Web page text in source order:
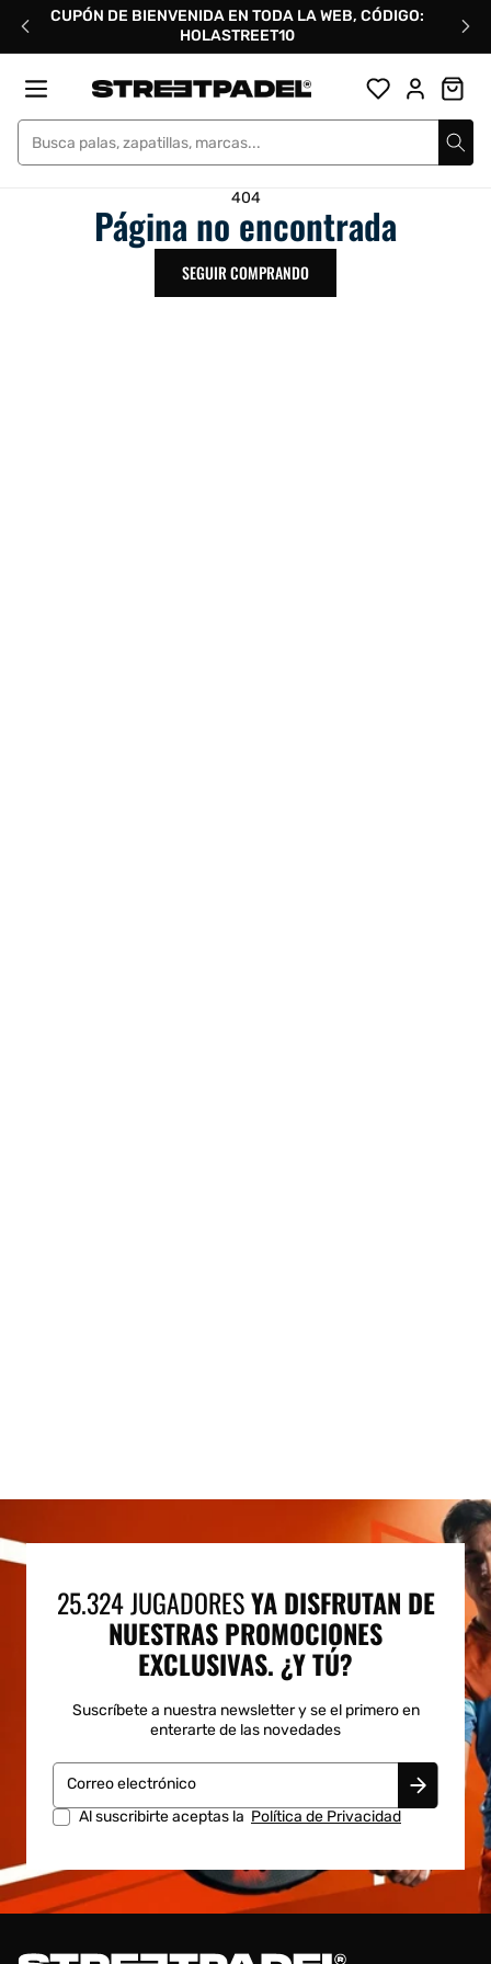
directamente
CUPÓN DE BIENVENIDA EN TODA LA WEB, CÓDIGO:
HOLASTREET10
Street Padel
404
Página no encontrada
SEGUIR COMPRANDO
25.324 JUGADORESYA DISFRUTAN DE
NUESTRAS PROMOCIONES
EXCLUSIVAS. ¿Y TÚ?
Suscríbete a nuestra newsletter y se el primero en
enterarte de las novedades
Correo electrónico
Al suscribirte aceptas la Política de Privacidad